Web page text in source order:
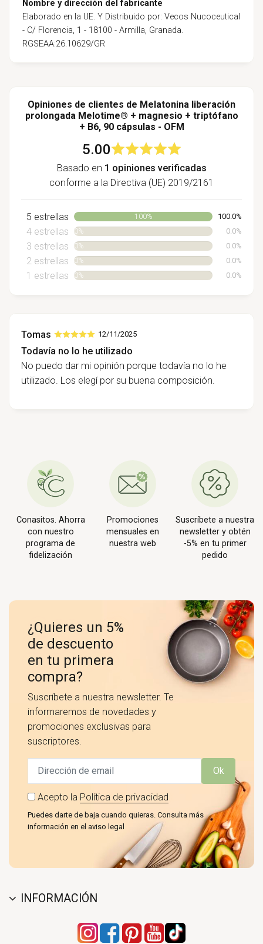
Nombre y dirección del fabricante
Elaborado en la UE. Y Distribuido por: Vecos Nucoceutical
- C/ Florencia, 1 - 18100 - Armilla, Granada.
RGSEAA:26.10629/GR
Opiniones de clientes de Melatonina liberación
prolongada Melotime® + magnesio + triptófano
+ B6, 90 cápsulas - OFM
5.00
Basado en 1 opiniones verificadas
conforme a la Directiva (UE) 2019/2161
5 estrellas 100% 100.0%
4 estrellas 0% 0.0%
3 estrellas 0% 0.0%
2 estrellas 0% 0.0%
1 estrellas 0% 0.0%
Tomas 12/11/2025
Todavía no lo he utilizado
No puedo dar mi opinión porque todavía no lo he
utilizado. Los elegí por su buena composición.
Conasitos. Ahorra
con nuestro
programa de
fidelización
Promociones
mensuales en
nuestra web
Suscríbete a nuestra
newsletter y obtén
-5% en tu primer
pedido
¿Quieres un 5%
de descuento
en tu primera
compra?
Suscríbete a nuestra newsletter. Te
informaremos de novedades y
promociones exclusivas para
suscriptores.
Ok
Acepto la Política de privacidad
Puedes darte de baja cuando quieras. Consulta más
información en el aviso legal
INFORMACIÓN